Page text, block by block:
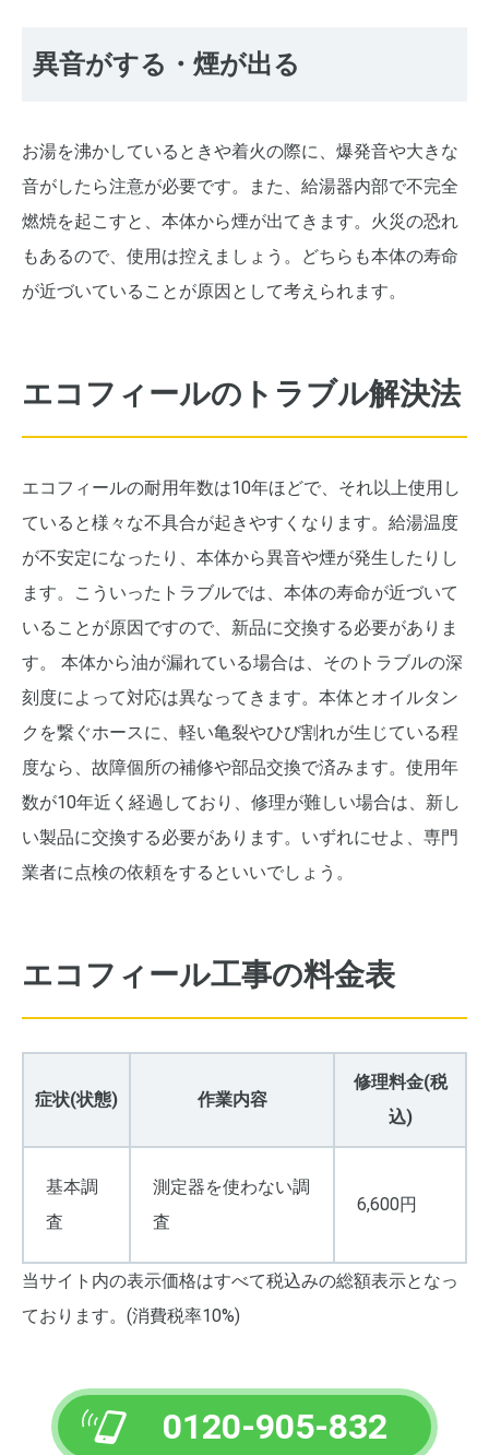
異音がする・煙が出る
お湯を沸かしているときや着火の際に、爆発音や大きな
音がしたら注意が必要です。また、給湯器内部で不完全
燃焼を起こすと、本体から煙が出てきます。火災の恐れ
もあるので、使用は控えましょう。どちらも本体の寿命
が近づいていることが原因として考えられます。
エコフィールのトラブル解決法
エコフィールの耐用年数は10年ほどで、それ以上使用し
ていると様々な不具合が起きやすくなります。給湯温度
が不安定になったり、本体から異音や煙が発生したりし
ます。こういったトラブルでは、本体の寿命が近づいて
いることが原因ですので、新品に交換する必要がありま
す。 本体から油が漏れている場合は、そのトラブルの深
刻度によって対応は異なってきます。本体とオイルタン
クを繋ぐホースに、軽い亀裂やひび割れが生じている程
度なら、故障個所の補修や部品交換で済みます。使用年
数が10年近く経過しており、修理が難しい場合は、新し
い製品に交換する必要があります。いずれにせよ、専門
業者に点検の依頼をするといいでしょう。
エコフィール工事の料金表
症状(状態) 作業内容
修理料金(税
込)
基本調
査
測定器を使わない調
査
6,600円
当サイト内の表示価格はすべて税込みの総額表示となっ
ております。(消費税率10%)
0120-905-832